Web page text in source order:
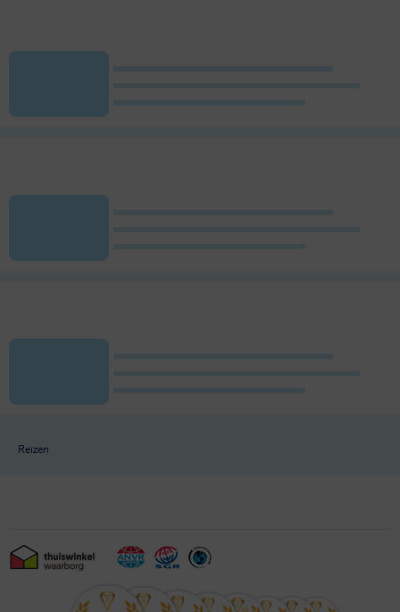
Reizen